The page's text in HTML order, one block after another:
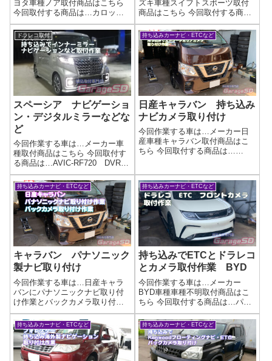
ヨタ車種ノア取付商品はこちら
今回取付する商品は…カロッツ
ェリア作業写真取り付け完了で
す作業完了持ち込み商品の取り
付けはガレージＳＤにお任せく
ださい(^^)/作業時間(目安)２時間
ズキ車種スイフトスポーツ取付
商品はこちら 今回取付する商品
は…カロッツェリア AVIC-RZ710
中古ナビの持ち込みは新品フィ
ルムアンテナとケーブルはしっ
かり用意してください！作業写
真実は液晶割れや、タッチパネ
ル...
ドラレコ取付
スペーシア ナビゲーショ
ン・デジタルミラーなどな
ど
今回作業する車は…メーカー車
種取付商品はこちら 今回取付す
る商品は…AVIC-RF720 DVR-
DM1000A などオーディオ関係
色々作業写真🎶✨**ナビ持ち込み
大歓迎！**✨🎶他店で断られた取
り付けも…もしかしたらウチな
らできるかも⁉🚗...
持ち込みカーナビ・ETCなど
日産キャラバン 持ち込み
ナビカメラ取り付け
今回作業する車は…メーカー日
産車種キャラバン取付商品はこ
ちら 今回取付する商品は…
プレイオーディオが純正で流行
っているのであまりナビ取付作
業は無いんですが…バッ...
持ち込みカーナビ・ETCなど
キャラバン パナソニック
製ナビ取り付け
今回作業する車は…日産キャラ
バンにパナソニックナビ取り付
け作業とバックカメラ取り付け
作業メーカー日産車種キャラバ
ン取付商品はこちら 今回取付す
る商品は…Panasonic CN-
HE02WD CY-RC500HD最近は
ディスプレイオーディオ...
持ち込みカーナビ・ETCなど
持ち込みでETCとドラレコ
とカメラ取付作業 BYD
今回作業する車は…メーカー
BYD車種車種不明取付商品はこ
ちら 今回取付する商品は…パナ
ソニック ETC CY-ET926Dその
他:ドライブレコーダー フロン
トカメラ作業写真📢 持ち込み
OK！ドライブレコーダー取り付
けサービス🚗持ち込みドライ...
持ち込みカーナビ・ETCなど 持ち込みカーナビ・ETCなど